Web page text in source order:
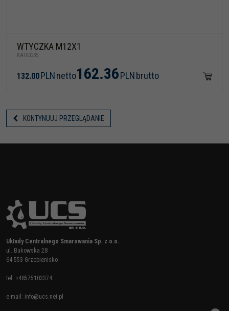
WTYCZKA M12X1
KAT00235
132.00PLNnetto162.36PLNbrutto
KONTYNUUJ PRZEGLĄDANIE
Układy Centralnego Smarowania Sp. z o.o.
ul. Bukowska 28
64-553 Grzebienisko
tel. +48575103374
e-mail: info@ucs.net.pl